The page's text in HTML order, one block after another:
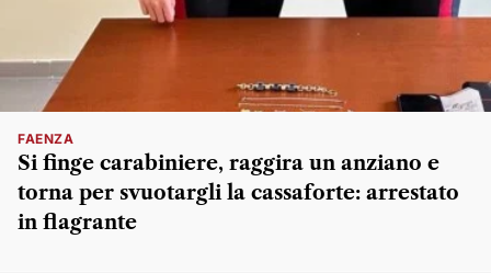
FAENZA
Si finge carabiniere, raggira un anziano e
torna per svuotargli la cassaforte: arrestato
in flagrante